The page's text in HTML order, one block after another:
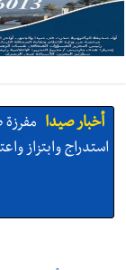
أخبار صيدا مفرزة
استدراج وابتزاز